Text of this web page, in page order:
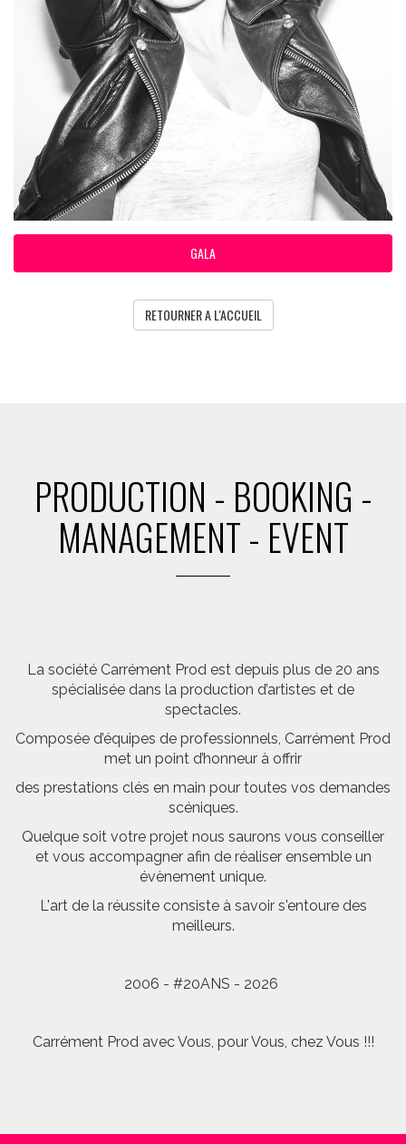
GALA
RETOURNER A L'ACCUEIL
PRODUCTION - BOOKING -
MANAGEMENT - EVENT
La société Carrément Prod est depuis plus de 20 ans
spécialisée dans la production d’artistes et de
spectacles.
Composée d’équipes de professionnels, Carrément Prod
met un point d’honneur à offrir
des prestations clés en main pour toutes vos demandes
scéniques.
Quelque soit votre projet nous saurons vous conseiller
et vous accompagner afin de réaliser ensemble un
évènement unique.
L'art de la réussite consiste à savoir s'entoure des
meilleurs.
2006 - #20ANS - 2026
Carrément Prod avec Vous, pour Vous, chez Vous !!!